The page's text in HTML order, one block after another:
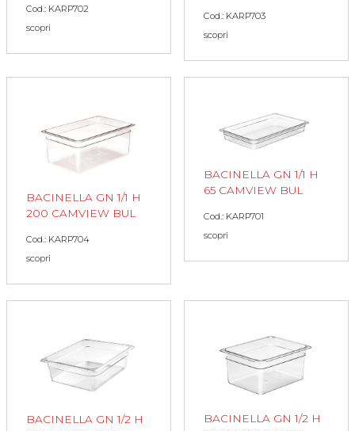
Cod.: KARP702
scopri
Cod.: KARP703
scopri
BACINELLA GN 1/1 H
200 CAMVIEW BUL
Cod.: KARP704
scopri
BACINELLA GN 1/1 H
65 CAMVIEW BUL
Cod.: KARP701
scopri
BACINELLA GN 1/2 H
BACINELLA GN 1/2 H